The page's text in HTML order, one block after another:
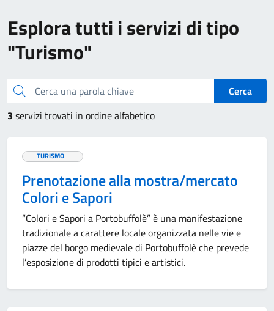
Esplora tutti i servizi di tipo
"Turismo"
Cerca una parola chiave
Cerca
3 servizi trovati in ordine alfabetico
TURISMO
Prenotazione alla mostra/mercato
Colori e Sapori
“Colori e Sapori a Portobuffolè” è una manifestazione
tradizionale a carattere locale organizzata nelle vie e
piazze del borgo medievale di Portobuffolè che prevede
l’esposizione di prodotti tipici e artistici.